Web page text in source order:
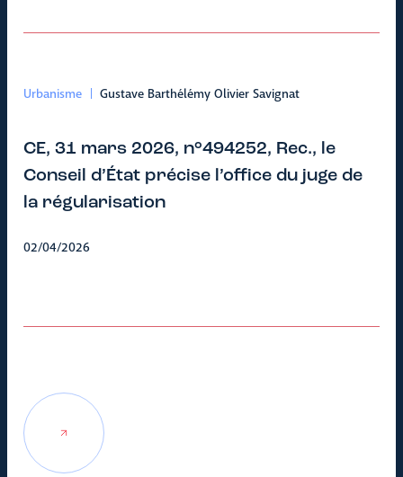
Urbanisme Gustave Barthélémy Olivier Savignat
CE, 31 mars 2026, n°494252, Rec., le
Conseil d’État précise l’office du juge de
la régularisation
02/04/2026